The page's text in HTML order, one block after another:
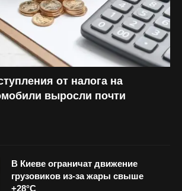
от налога на
выросли почти
В Киеве ограничат движение
грузовиков из-за жары свыше
+28°С